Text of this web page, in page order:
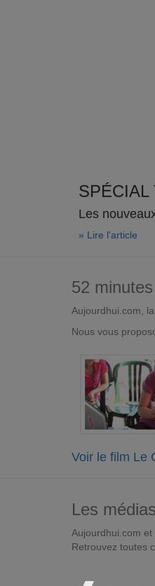
SPÉCIAL
Les
» Lire l'article
52
Aujourdhui.com,
Nous vous
Voir le film Le
Les
Aujourdhui.com
Retrouvez toutes